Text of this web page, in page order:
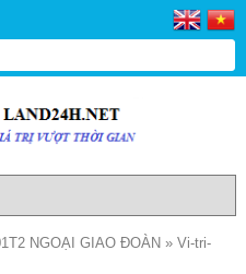
NGOẠI GIAO ĐOÀN » Vi-tri-